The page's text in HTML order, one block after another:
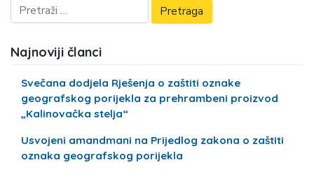
Najnoviji članci
Svečana dodjela Rješenja o zaštiti oznake
geografskog porijekla za prehrambeni proizvod
„Kalinovačka stelja“
Usvojeni amandmani na Prijedlog zakona o zaštiti
oznaka geografskog porijekla